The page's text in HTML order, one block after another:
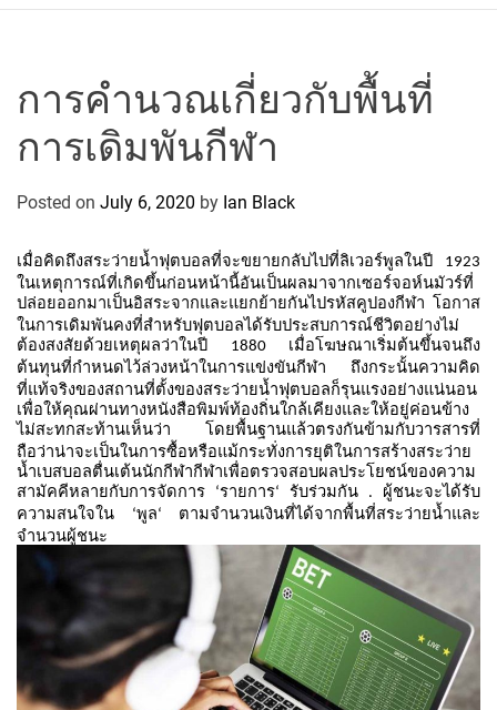
o
l
C
c
l
i
n
g
T
e
a
m
การคำนวณเกี่ยวกับพื้นที่
การเดิมพันกีฬา
Posted on July 6, 2020 by Ian Black
เมื่อคิดถึงสระว่ายน้ำฟุตบอลที่จะขยายกลับไปที่ลิเวอร์พูลในปี 1923
ในเหตุการณ์ที่เกิดขึ้นก่อนหน้านี้อันเป็นผลมาจากเซอร์จอห์นมัวร์ที่
ปล่อยออกมาเป็นอิสระจากและแยกย้ายกันไปรหัสคูปองกีฬา โอกาส
ในการเดิมพันคงที่สำหรับฟุตบอลได้รับประสบการณ์ชีวิตอย่างไม่
ต้องสงสัยด้วยเหตุผลว่าในปี 1880 เมื่อโฆษณาเริ่มต้นขึ้นจนถึง
ต้นทุนที่กำหนดไว้ล่วงหน้าในการแข่งขันกีฬา
ถึงกระนั้นความคิด
ที่แท้จริงของสถานที่ตั้งของสระว่ายน้ำฟุตบอลก็รุนแรงอย่างแน่นอน
เพื่อให้คุณผ่านทางหนังสือพิมพ์ท้องถิ่นใกล้เคียงและให้อยู่ค่อนข้าง
ไม่สะทกสะท้านเห็นว่า
โดยพื้นฐานแล้วตรงกันข้ามกับวารสารที่
ถือว่าน่าจะเป็นในการซื้อหรือแม้กระทั่งการยุติในการสร้างสระว่าย
น้ำเบสบอลตื่นเต้นนักกีฬากีฬาเพื่อตรวจสอบผลประโยชน์ของความ
สามัคคีหลายกับการจัดการ ‘รายการ‘ รับร่วมกัน . ผู้ชนะจะได้รับ
ความสนใจใน ‘พูล‘ ตามจำนวนเงินที่ได้จากพื้นที่สระว่ายน้ำและ
จำนวนผู้ชนะ